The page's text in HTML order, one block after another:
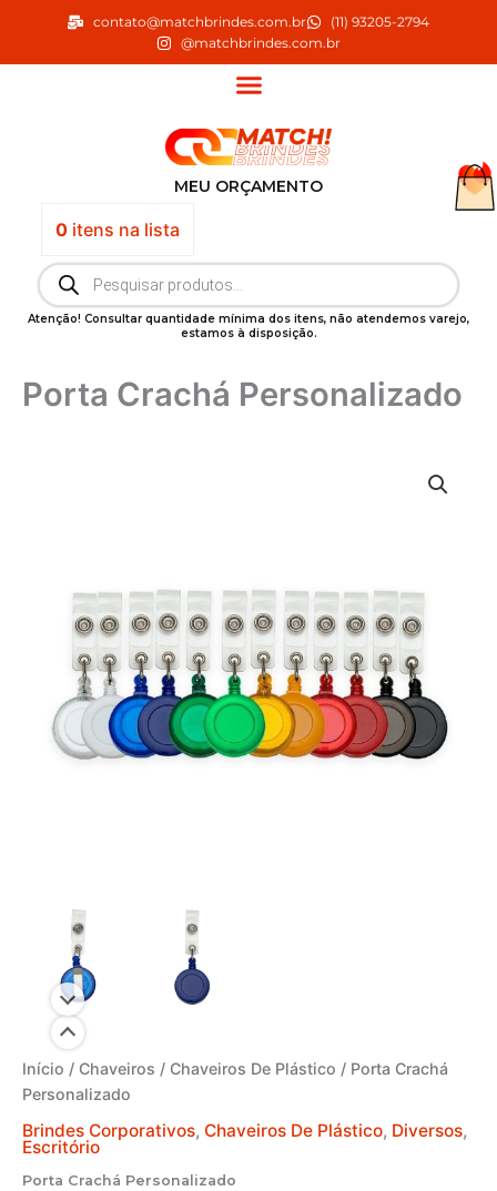
o
contato@matchbrindes.com.br
(11) 93205-2794
@matchbrindes.com.br
MEU ORÇAMENTO
0itens na lista
Pesquisar
produtos
Atenção! Consultar quantidade mínima dos itens, não atendemos varejo,
estamos à disposição.
Porta Crachá Personalizado
Início / Chaveiros / Chaveiros De Plástico / Porta Crachá
Personalizado
Brindes Corporativos, Chaveiros De Plástico, Diversos,
Escritório
Porta Crachá Personalizado